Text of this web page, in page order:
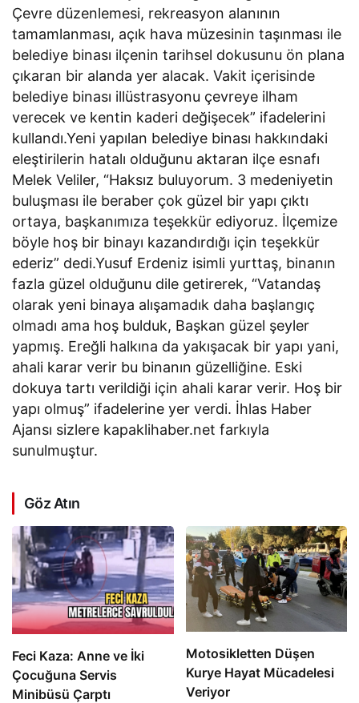
Çevre düzenlemesi, rekreasyon alanının
tamamlanması, açık hava müzesinin taşınması ile
belediye binası ilçenin tarihsel dokusunu ön plana
çıkaran bir alanda yer alacak. Vakit içerisinde
belediye binası illüstrasyonu çevreye ilham
verecek ve kentin kaderi değişecek” ifadelerini
kullandı.Yeni yapılan belediye binası hakkındaki
eleştirilerin hatalı olduğunu aktaran ilçe esnafı
Melek Veliler, “Haksız buluyorum. 3 medeniyetin
buluşması ile beraber çok güzel bir yapı çıktı
ortaya, başkanımıza teşekkür ediyoruz. İlçemize
böyle hoş bir binayı kazandırdığı için teşekkür
ederiz” dedi.Yusuf Erdeniz isimli yurttaş, binanın
fazla güzel olduğunu dile getirerek, “Vatandaş
olarak yeni binaya alışamadık daha başlangıç
olmadı ama hoş bulduk, Başkan güzel şeyler
yapmış. Ereğli halkına da yakışacak bir yapı yani,
ahali karar verir bu binanın güzelliğine. Eski
dokuya tartı verildiği için ahali karar verir. Hoş bir
yapı olmuş” ifadelerine yer verdi. İhlas Haber
Ajansı sizlere kapaklihaber.net farkıyla
sunulmuştur.
Göz Atın
Feci Kaza: Anne ve İki
Çocuğuna Servis
Minibüsü Çarptı
Motosikletten Düşen
Kurye Hayat Mücadelesi
Veriyor